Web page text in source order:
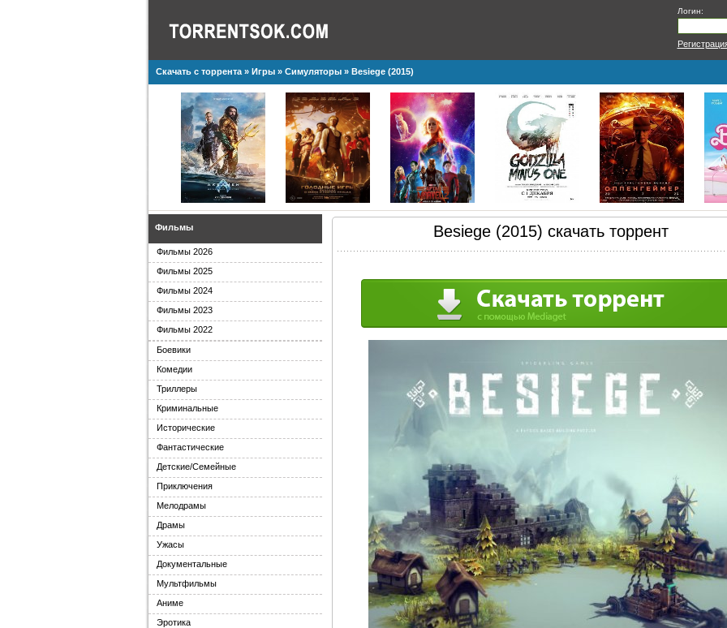
Логин:
Скачать с торрента» Игры» Симуляторы» Besiege (2015)
Besiege (2015) скачать торрент
Фильмы
Фильмы 2026
Фильмы 2025
Фильмы 2024
Фильмы 2023
Фильмы 2022
Боевики
Комедии
Триллеры
Криминальные
Исторические
Фантастические
Детские/Семейные
Приключения
Мелодрамы
Драмы
Ужасы
Документальные
Мультфильмы
Аниме
Эротика